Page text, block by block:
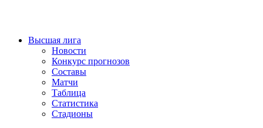
Высшая лига
Новости
Конкурс прогнозов
Составы
Матчи
Таблица
Статистика
Стадионы